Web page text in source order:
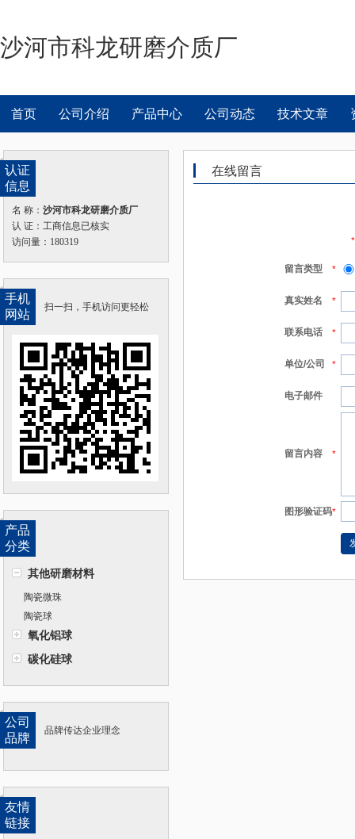
沙河市科龙研磨介质厂
首页 公司介绍 产品中心 公司动态 技术文章
认证
信息
名 称： 沙河市科龙研磨介质厂
认 证：工商信息已核实
访问量：180319
手机
网站
扫一扫，手机访问更轻松
产品
分类
其他研磨材料
陶瓷微珠
陶瓷球
氧化铝球
碳化硅球
公司
品牌
品牌传达企业理念
友情
链接
在线留言
*
留言类型 *
真实姓名 *
联系电话 *
单位/公司 *
电子邮件
留言内容 *
图形验证码*